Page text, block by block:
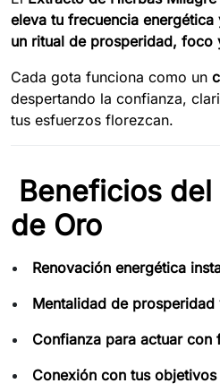
eleva tu frecuencia
un ritual de prosperidad, foco
Cada gota funciona como un
despertando la confianza,
tus esfuerzos florezcan.
Beneficios del
de Oro
Renovación energética
Mentalidad de prosperidad
Confianza para actuar con
Conexión con tus